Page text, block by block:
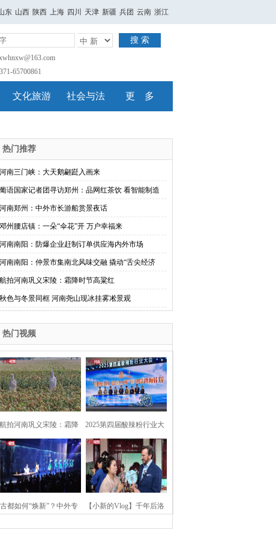
东 山西 陕西 上海 四川 天津 新疆 兵团 云南 浙江
搜 索
65700861
文化旅游 社会与法 更 多
热门推荐
河南三门峡：大天鹅翩跹入画来
葡语国家记者团寻访郑州：品网红茶饮 看智能制造
河南郑州：中外市长游船赏景夜话
邓州腰店镇：一朵“伞花”开 万户幸福来
河南南阳：防爆企业赶制订单供应海内外市场
河南南阳：仲景市集南北风味交融 撬动“舌尖经济
航拍河南巩义宋陵：霜降时节高粱红
秋色与冬景同框 河南尧山现冰挂雾凇景观
热门视频
航拍河南巩义宋陵：霜降
时节高粱红
2025第四届酸辣粉行业大
会在河南开封举行
古都如何“焕新”？中外专 【小新的Vlog】千年后洛